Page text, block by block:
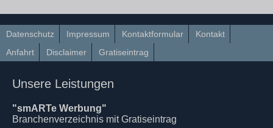
Datenschutz Impressum Kontaktformular
Kontakt
Anfahrt
Disclaimer Gratiseintrag
Unsere Leistungen
"smARTe Werbung"
Branchenverzeichnis mit Gratiseintrag